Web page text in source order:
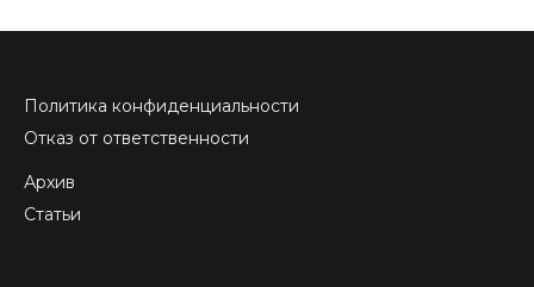
Политика конфиденциальности
Отказ от ответственности
Архив
Статьи